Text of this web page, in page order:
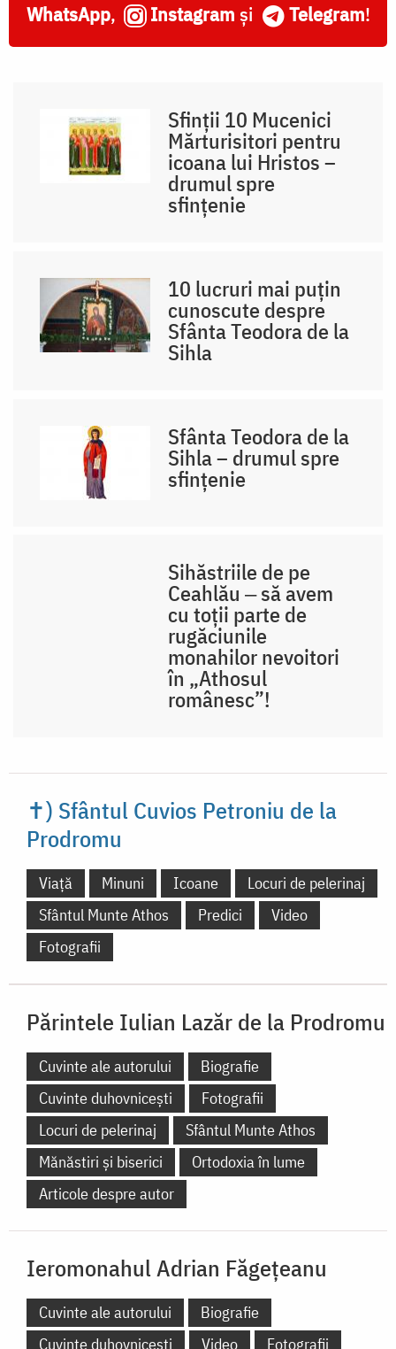
WhatsApp, Instagram și Telegram!
Sfinții 10 Mucenici
Mărturisitori pentru
icoana lui Hristos –
drumul spre
sfințenie
10 lucruri mai puțin
cunoscute despre
Sfânta Teodora de la
Sihla
Sfânta Teodora de la
Sihla – drumul spre
sfințenie
Sihăstriile de pe
Ceahlău ‒ să avem
cu toții parte de
rugăciunile
monahilor nevoitori
în „Athosul
românesc”!
✝) Sfântul Cuvios
Prodromu
Viață Minuni
Părintele Iulian Lazăr
de la Prodromu
Fotografii
Locuri de pelerinaj